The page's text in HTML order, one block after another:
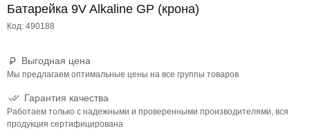
Батарейка 9V Alkaline GP (крона)
Код: 490188
Выгодная цена
Мы предлагаем оптимальные цены на все группы товаров
Гарантия качества
Работаем только с надежными и проверенными производителями, вся
продукция сертифицирована